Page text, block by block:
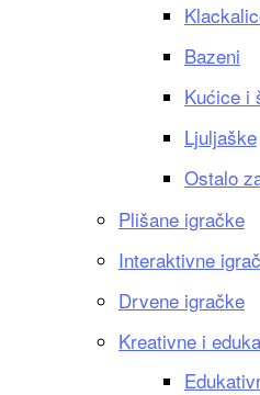
Bazeni
Kućice i
Ljuljaške
Ostalo
Plišane igračke
Interaktivne
Drvene igračke
Kreativne i